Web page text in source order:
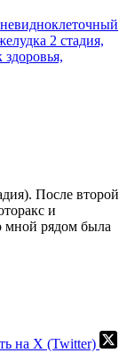
После второй
и
мной рядом была
на X (Twitter)